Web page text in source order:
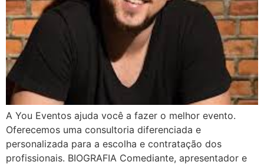
A You Eventos ajuda você a fazer o melhor evento.
Oferecemos uma consultoria diferenciada e
personalizada para a escolha e contratação dos
profissionais. BIOGRAFIA Comediante, apresentador e